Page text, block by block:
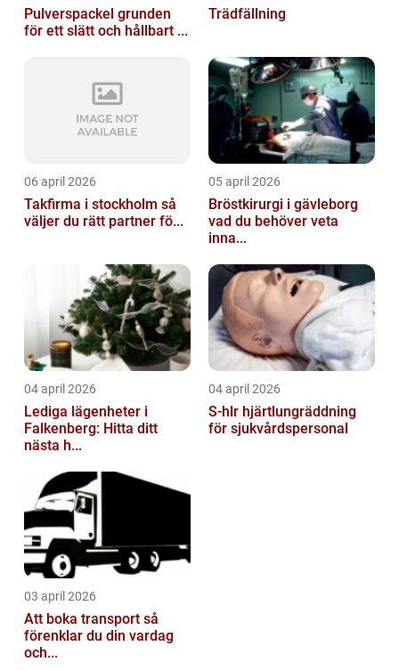
Pulverspackel grunden
för ett slätt och hållbart ...
Trädfällning
06 april 2026
Takfirma i stockholm så
väljer du rätt partner fö...
05 april 2026
Bröstkirurgi i gävleborg
vad du behöver veta
inna...
04 april 2026
Lediga lägenheter i
Falkenberg: Hitta ditt
nästa h...
04 april 2026
S-hlr hjärtlungräddning
för sjukvårdspersonal
03 april 2026
Att boka transport så
förenklar du din vardag
och...